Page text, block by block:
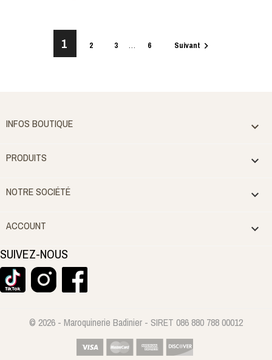
1 2 3 … 6 Suivant 
INFOS BOUTIQUE 
PRODUITS 
NOTRE SOCIÉTÉ 
ACCOUNT 
SUIVEZ-NOUS
© 2026 - Maroquinerie Badinier - SIRET 086 880 788 00012